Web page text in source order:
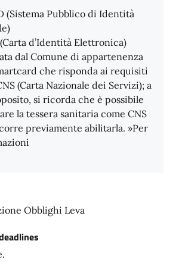
(Sistema Pubblico di Identità
d’Identità Elettronica)
dal Comune di appartenenza
che risponda ai requisiti
(Carta Nazionale dei Servizi); a
si ricorda che è possibile
la tessera sanitaria come CNS
previamente abilitarla. »Per
Obblighi Leva